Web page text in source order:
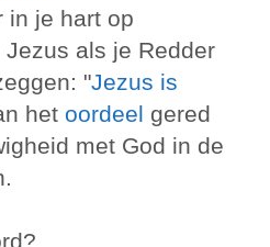
in je hart op
als je Redder
"Jezus is
het oordeel gered
met God in de